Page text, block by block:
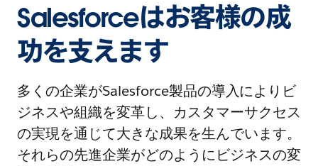
Salesforceはお客様の成
功を支えます
多くの企業がSalesforce製品の導入によりビ
ジネスや組織を変革し、カスタマーサクセス
の実現を通じて大きな成果を生んでいます。
それらの先進企業がどのようにビジネスの変